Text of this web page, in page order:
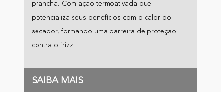
prancha. Com ação termoativada que
potencializa seus benefícios com o calor do
secador, formando uma barreira de proteção
contra o frizz.
SAIBA MAIS